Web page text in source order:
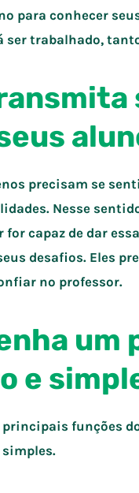
para conhecer
ser trabalhado,
precisam se
Nesse
for capaz de dar
desafios. Eles
no professor.
um
e
principais funções